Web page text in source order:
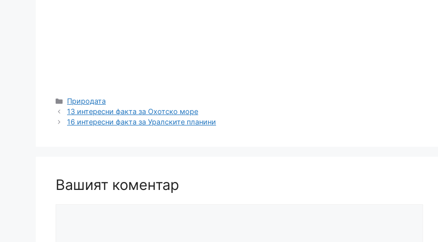
Категории
Природата
13 интересни факта за Охотско море
16 интересни факта за Уралските планини
Вашият коментар